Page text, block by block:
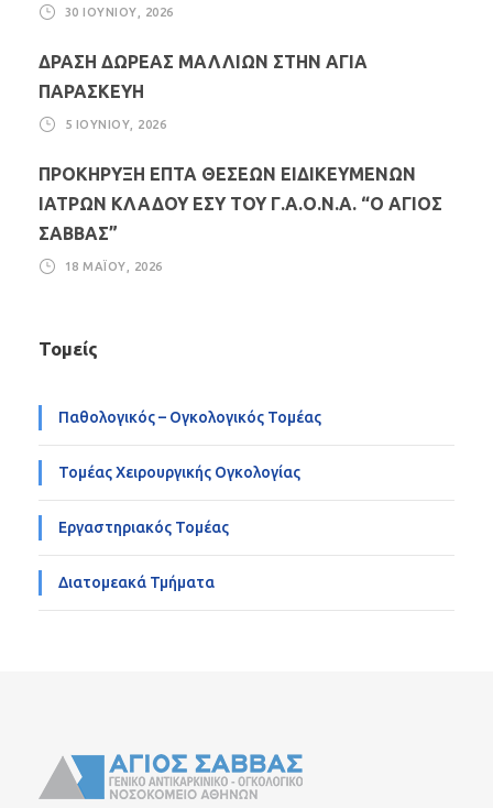
30 ΙΟΥΝΊΟΥ, 2026
ΔΡΑΣΗ ΔΩΡΕΑΣ ΜΑΛΛΙΩΝ ΣΤΗΝ ΑΓΙΑ
ΠΑΡΑΣΚΕΥΗ
5 ΙΟΥΝΊΟΥ, 2026
ΠΡΟΚΗΡΥΞΗ ΕΠΤΑ ΘΕΣΕΩΝ ΕΙΔΙΚΕΥΜΕΝΩΝ
ΙΑΤΡΩΝ ΚΛΑΔΟΥ ΕΣΥ ΤΟΥ Γ.Α.Ο.Ν.Α. “Ο ΑΓΙΟΣ
ΣΑΒΒΑΣ”
18 ΜΑΪ́ΟΥ, 2026
Τομείς
Παθολογικός – Ογκολογικός Τομέας
Τομέας Χειρουργικής Ογκολογίας
Εργαστηριακός Τομέας
Διατομεακά Τμήματα